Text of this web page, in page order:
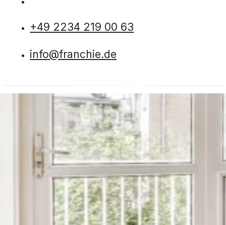
+49 2234 219 00 63
info@franchie.de
Zimmer24Frei Franchise
Dein Einstieg in die Zukunft der smarten
Branche: Immobilien
Flexibel, digital und profitabel – das ist
Vorteile eines Hotels mit der Effizienz